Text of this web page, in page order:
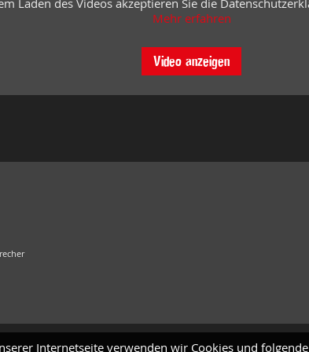
Laden des Videos akzeptieren Sie die
Mehr erfahren
Video anzeigen
Internetseite verwenden wir Cookies und